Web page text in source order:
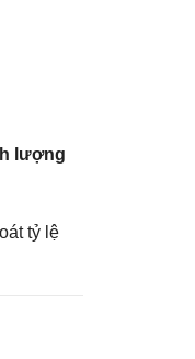
lượng
tỷ lệ